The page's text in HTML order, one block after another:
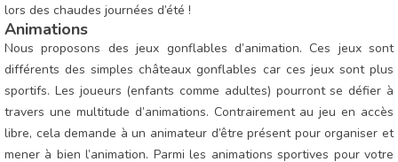
lors des chaudes journées d’été !
Animations
Nous proposons des jeux gonflables d’animation. Ces jeux sont
différents des simples châteaux gonflables car ces jeux sont plus
sportifs. Les joueurs (enfants comme adultes) pourront se défier à
travers une multitude d’animations. Contrairement au jeu en accès
libre, cela demande à un animateur d’être présent pour organiser et
mener à bien l’animation. Parmi les animations sportives pour votre